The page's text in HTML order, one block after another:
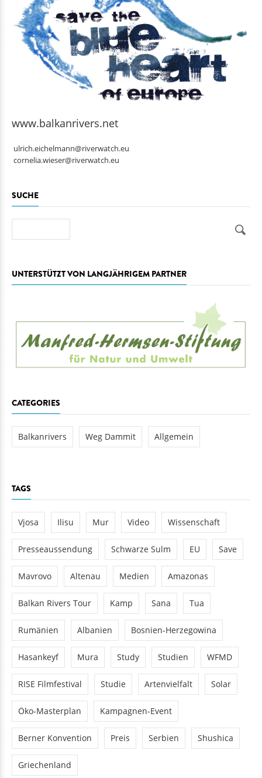
www.balkanrivers.net
ulrich.eichelmann@riverwatch.eu
cornelia.wieser@riverwatch.eu
SUCHE
UNTERSTÜTZT VON LANGJÄHRIGEM PARTNER
CATEGORIES
Balkanrivers Weg Dammit Allgemein
TAGS
Vjosa Ilisu Mur Video Wissenschaft
Presseaussendung Schwarze Sulm EU Save
Mavrovo Altenau Medien Amazonas
Balkan Rivers Tour Kamp Sana Tua
Rumänien Albanien Bosnien-Herzegowina
Hasankeyf Mura Study Studien WFMD
RISE Filmfestival Studie Artenvielfalt Solar
Öko-Masterplan Kampagnen-Event
Berner Konvention Preis Serbien Shushica
Griechenland